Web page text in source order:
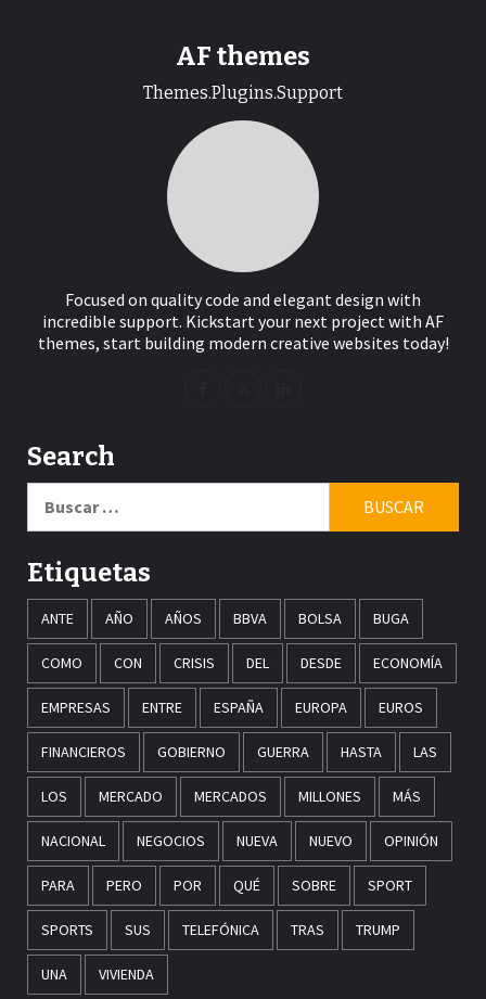
AF themes
Themes.Plugins.Support
Focused on quality code and elegant design with
incredible support. Kickstart your next project with AF
themes, start building modern creative websites today!
Search
Etiquetas
ANTE AÑO AÑOS BBVA BOLSA BUGA
COMO CON CRISIS DEL DESDE ECONOMÍA
EMPRESAS ENTRE ESPAÑA EUROPA EUROS
FINANCIEROS GOBIERNO GUERRA HASTA LAS
LOS MERCADO MERCADOS MILLONES MÁS
NACIONAL NEGOCIOS NUEVA NUEVO OPINIÓN
PARA PERO POR QUÉ SOBRE SPORT
SPORTS SUS TELEFÓNICA TRAS TRUMP
UNA VIVIENDA